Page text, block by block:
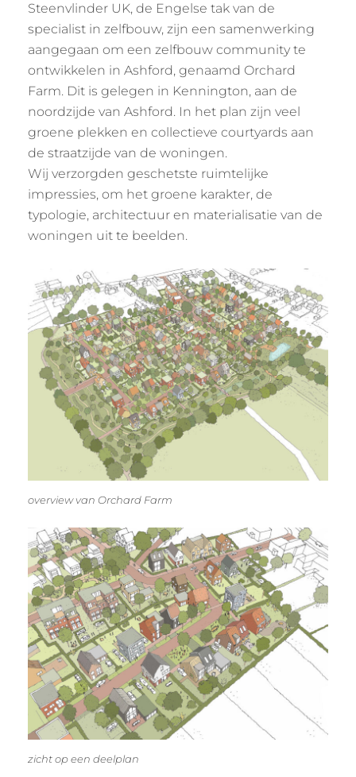
Steenvlinder UK, de Engelse tak van de
specialist in zelfbouw, zijn een samenwerking
aangegaan om een zelfbouw community te
ontwikkelen in Ashford, genaamd Orchard
Farm. Dit is gelegen in Kennington, aan de
noordzijde van Ashford. In het plan zijn veel
groene plekken en collectieve courtyards aan
de straatzijde van de woningen.
Wij verzorgden geschetste ruimtelijke
impressies, om het groene karakter, de
typologie, architectuur en materialisatie van de
woningen uit te beelden.
overview van Orchard Farm
zicht op een deelplan